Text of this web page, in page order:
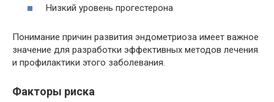
Низкий уровень прогестерона
Понимание причин развития эндометриоза имеет важное
значение для разработки эффективных методов лечения
и профилактики этого заболевания.
Факторы риска